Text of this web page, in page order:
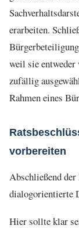
erarbeiten.
weil sie entweder
zufällig
Rahmen eines
vorbereiten
Abschließend
dialogorientierte
Hier sollte klar